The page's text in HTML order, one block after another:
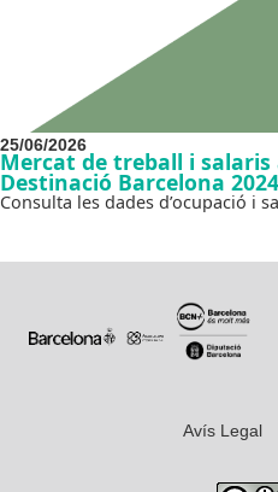
25/06/2026
Mercat de treball i
Destinació Barcelona 2024
Consulta les dades d’ocupació i
Avís Legal